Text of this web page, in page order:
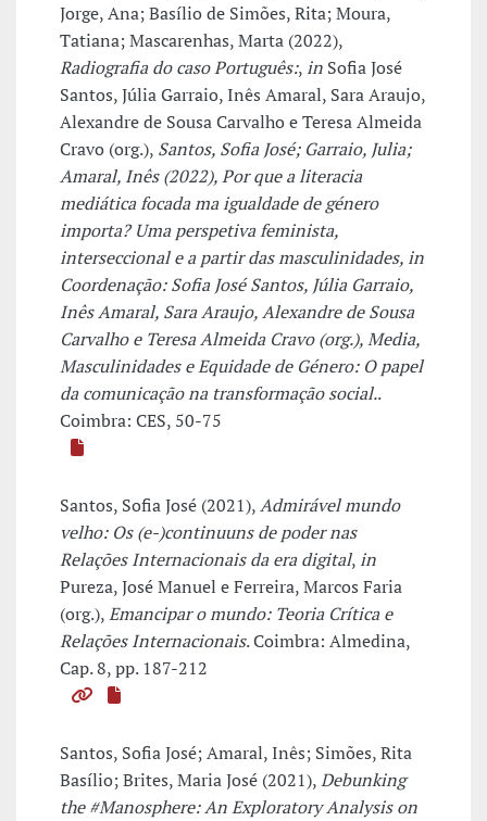
Jorge, Ana; Basílio de Simões, Rita; Moura,
Tatiana; Mascarenhas, Marta (2022),
Radiografia do caso Português:,in Sofia José
Santos, Júlia Garraio, Inês Amaral, Sara Araujo,
Alexandre de Sousa Carvalho e Teresa Almeida
Cravo (org.), Santos, Sofia José; Garraio, Julia;
Amaral, Inês (2022), Por que a literacia
mediática focada ma igualdade de género
importa? Uma perspetiva feminista,
interseccional e a partir das masculinidades, in
Coordenação: Sofia José Santos, Júlia Garraio,
Inês Amaral, Sara Araujo, Alexandre de Sousa
Carvalho e Teresa Almeida Cravo (org.), Media,
Masculinidades e Equidade de Género: O papel
da comunicação na transformação social..
Coimbra: CES, 50-75
Santos, Sofia José (2021),​Admirável mundo
velho: Os (e-)continuuns de poder nas
Relações Internacionais da era digital​,in
Pureza, José Manuel e Ferreira, Marcos Faria
(org.),Emancipar o mundo: Teoria Crítica e
Relações Internacionais. Coimbra: Almedina,
Cap. 8, pp. 187-212
Santos, Sofia José; Amaral, Inês; Simões, Rita
Basílio; Brites, Maria José (2021),Debunking
the #Manosphere: An Exploratory Analysis on